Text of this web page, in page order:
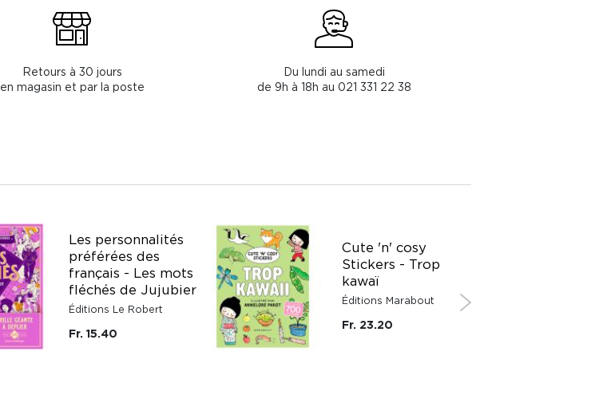
Retours à 30 jours
en magasin et par la poste
Du lundi au samedi
de 9h à 18h au 021 331 22 38
Les personnalités
préférées des
français - Les mots
fléchés de Jujubier
Éditions Le Robert
Fr. 15.40
Cute 'n' cosy
Stickers - Trop
kawaï
Éditions Marabout
Fr. 23.20